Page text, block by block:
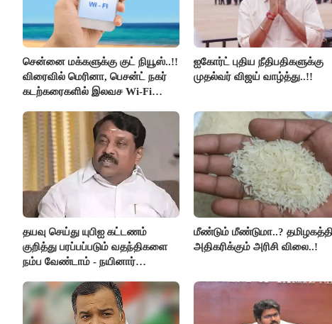
சென்னை மக்களுக்கு குட் நியூஸ்..!!
விரைவில் மெரினா, பெசன்ட் நகர்
கடற்கரைகளில் இலவச Wi-Fi
ஐகோர்ட் புதிய நீதிபதிகளுக்கு
முதல்வர் விஜய் வாழ்த்து..!!
தயவு செய்து யுபிஐ கட்டணம்
குறித்து பரப்பப்படும் வதந்திகளை
நம்ப வேண்டாம் - நயினார்
மீண்டும் மீண்டுமா..?
அதிகரிக்கும் அரிசி விலை..!